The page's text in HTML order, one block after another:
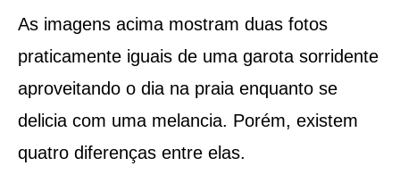
As imagens acima mostram duas fotos
praticamente iguais de uma garota sorridente
aproveitando o dia na praia enquanto se
delicia com uma melancia. Porém, existem
quatro diferenças entre elas.